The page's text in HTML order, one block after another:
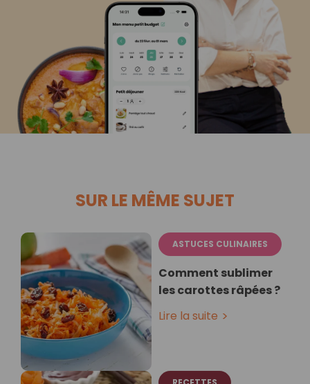
SUR LE MÊME SUJET
ASTUCES CULINAIRES
Comment sublimer
les carottes râpées ?
Lire la suite